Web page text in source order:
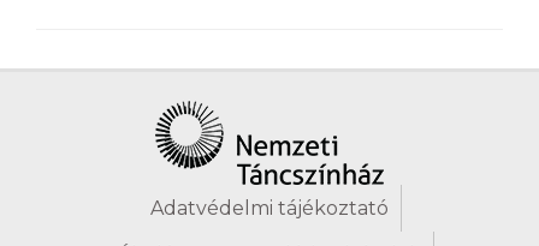
Adatvédelmi tájékoztató